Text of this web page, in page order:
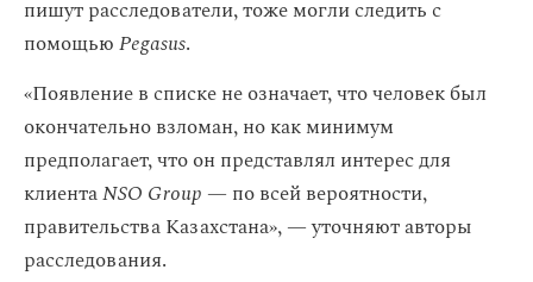
пишут расследователи, тоже могли следить с
помощьюPegasus.
«Появление в списке не означает, что человек был
окончательно взломан, но как минимум
предполагает, что он представлял интерес для
клиентаNSO Group— по всей вероятности,
правительства Казахстана», — уточняют авторы
расследования.